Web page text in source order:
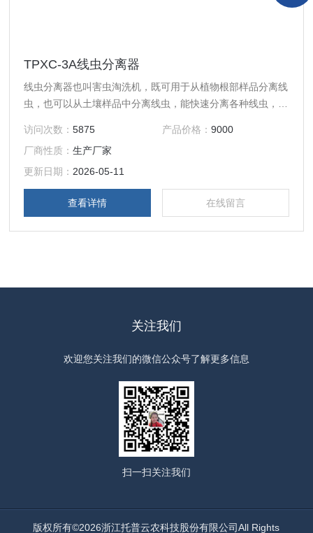
TPXC-3A线虫分离器
线虫分离器也叫害虫淘洗机，既可用于从植物根部样品分离线
虫，也可以从土壤样品中分离线虫，能快速分离各种线虫，并
防疫站以及高等院校和科研院所与线虫研究有关的科室。
访问次数：5875 产品价格： 9000
厂商性质：生产厂家
更新日期： 2026-05-11
查看详情 在线留言
关注我们
欢迎您关注我们的微信公众号了解更多信息
扫一扫关注我们
版权所有©2026浙江托普云农科技股份有限公司All Rights